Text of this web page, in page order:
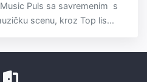
Puls sa savremenim s
scenu, kroz Top lis...